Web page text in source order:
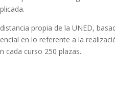
propia de la UNED,
en lo referente a la
cada curso 250 plazas.